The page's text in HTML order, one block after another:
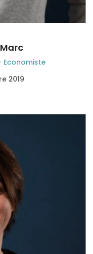
Economiste
2019